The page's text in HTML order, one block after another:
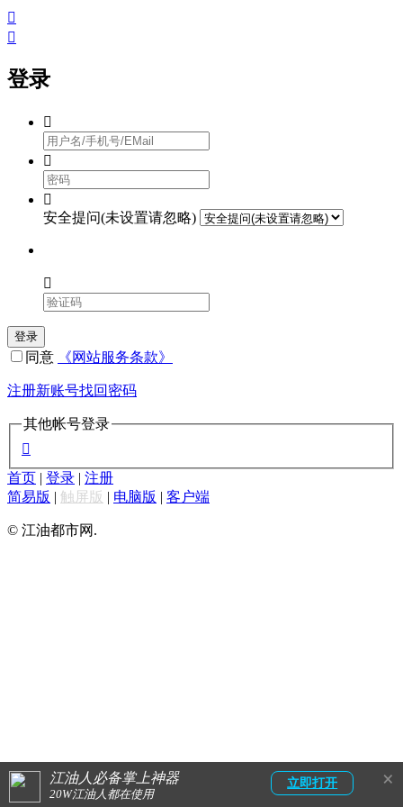
江油人必备掌上神器
20W江油人都在使用
立即打开 ×


登录



安全提问(未设置请忽略)

登录
同意 《网站服务条款》
注册新账号找回密码
其他帐号登录

首页 | 登录 | 注册
简易版 | 触屏版 | 电脑版 | 客户端
© 江油都市网.